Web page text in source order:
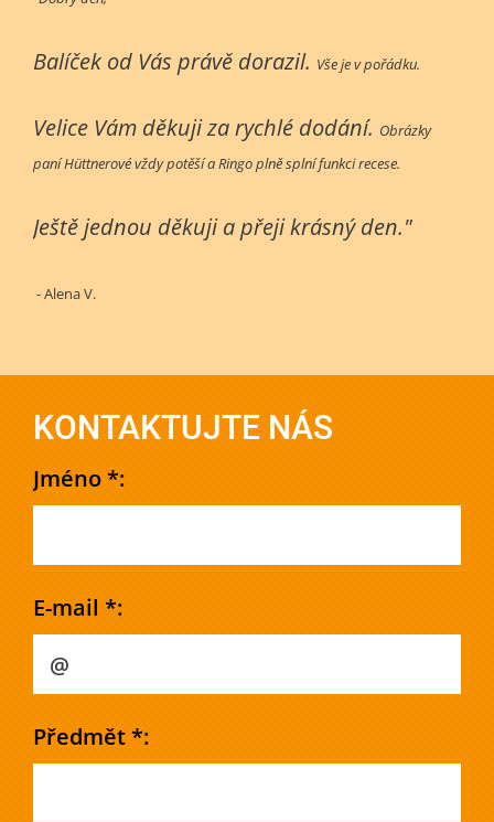
Balíček od Vás právě dorazil. Vše je v pořádku.
Velice Vám děkuji za rychlé dodání. Obrázky
paní Hüttnerové vždy potěší a Ringo plně splní funkci recese.
Ještě jednou děkuji a přeji krásný den."
- Alena V.
KONTAKTUJTE NÁS
Jméno *:
E-mail *:
Předmět *: